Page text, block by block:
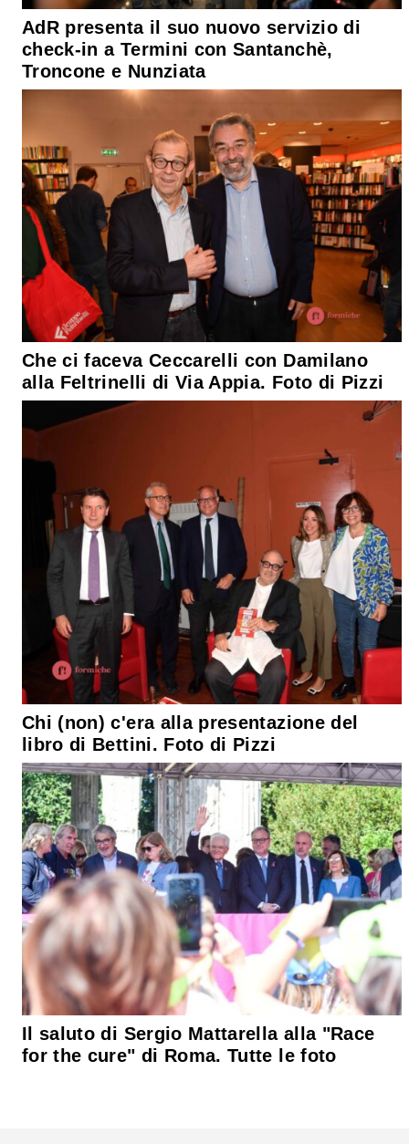
AdR presenta il suo nuovo servizio di
check-in a Termini con Santanchè,
Troncone e Nunziata
Che ci faceva Ceccarelli con Damilano
alla Feltrinelli di Via Appia. Foto di Pizzi
Chi (non) c'era alla presentazione del
libro di Bettini. Foto di Pizzi
Il saluto di Sergio Mattarella alla "Race
for the cure" di Roma. Tutte le foto